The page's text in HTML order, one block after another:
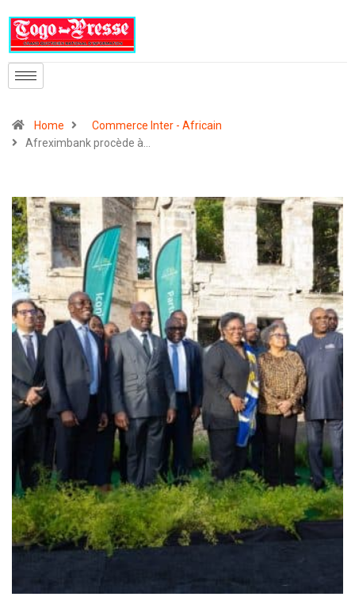
Home
Commerce Inter - Africain
Afreximbank procède à…